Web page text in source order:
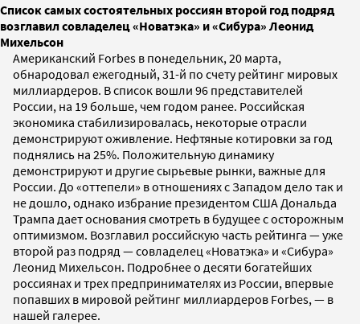
Список самых состоятельных россиян второй год подряд
возглавил совладелец «Новатэка» и «Сибура» Леонид
Михельсон
Американский Forbes в понедельник, 20 марта,
обнародовал ежегодный, 31-й по счету рейтинг мировых
миллиардеров. В список вошли 96 представителей
России, на 19 больше, чем годом ранее. Российская
экономика стабилизировалась, некоторые отрасли
демонстрируют оживление. Нефтяные котировки за год
поднялись на 25%. Положительную динамику
демонстрируют и другие сырьевые рынки, важные для
России. До «оттепели» в отношениях с Западом дело так и
не дошло, однако избрание президентом США Дональда
Трампа дает основания смотреть в будущее с осторожным
оптимизмом. Возглавил российскую часть рейтинга — уже
второй раз подряд — совладелец «Новатэка» и «Сибура»
Леонид Михельсон. Подробнее о десяти богатейших
россиянах и трех предпринимателях из России, впервые
попавших в мировой рейтинг миллиардеров Forbes, — в
нашей галерее.